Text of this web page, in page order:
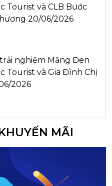
Tourist và CLB Bước
20/06/2026
nghiệm Măng Đen
Tourist và Gia Đình Chị
2026
MÃI